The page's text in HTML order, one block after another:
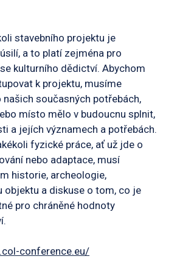
stavebního projektu je
a to platí zejména pro
kulturního dědictví. Abychom
k projektu, musíme
současných potřebách,
místo mělo v budoucnu splnit,
a jejích významech a potřebách.
fyzické práce, ať už jde o
nebo adaptace, musí
historie, archeologie,
objektu a diskuse o tom, co je
pro chráněné hodnoty
conference.eu/